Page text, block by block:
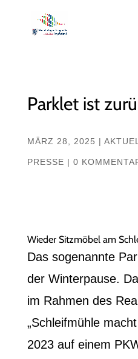
Parklet ist
MÄRZ 28, 2025 |
PRESSE | 0
Wieder Sitzmöbel am
Das sogenannte
der Winterpause.
im Rahmen des
„Schleifmühle
2023 auf einem